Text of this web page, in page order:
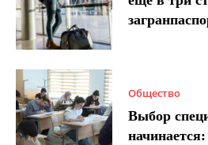
Общество
Выбор